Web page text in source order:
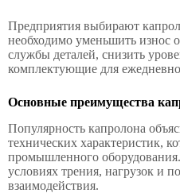
Предприятия выбирают
необходимо уменьшить износ
службы деталей, снизить
комплектующие для
Основные преимущества
Популярность капролона
технических характеристик,
промышленного
условиях трения, нагрузок и
взаимодействия.